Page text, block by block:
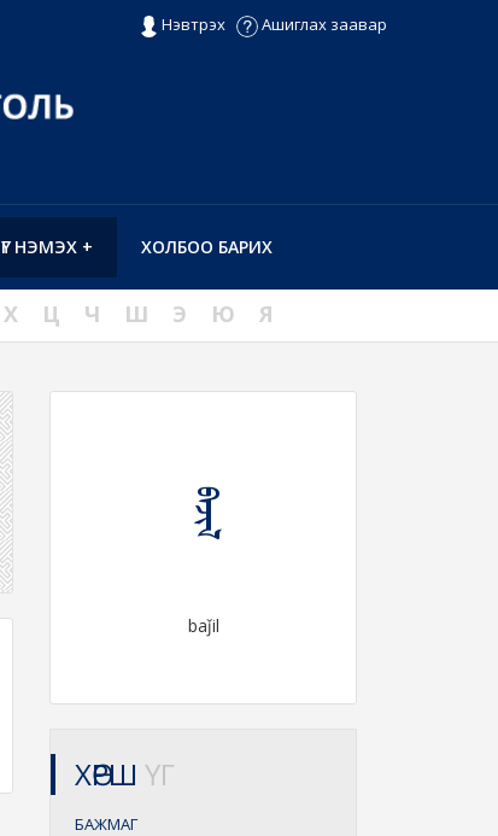
Нэвтрэх Ашиглах заавар
ХОЛБОО БАРИХ
ҮГ НЭМЭХ +
Х Ц Ч Ш Э Ю Я
ᠪᠠᠵᠢᠯ
baǰil
ХӨРШ ҮГ
БАЖМАГ